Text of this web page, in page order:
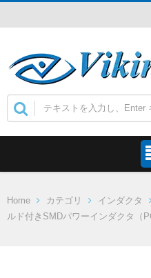
Home カテゴリ インダクタ
ルド付きSMDパワーインダクタ（